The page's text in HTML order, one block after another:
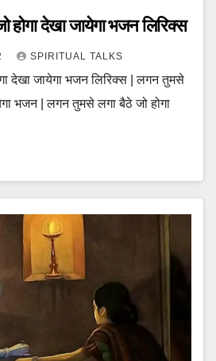
देखा जायेगा भजन लिरिक्स
SPIRITUAL TALKS
देखा जायेगा भजन लिरिक्स | लगन तुमसे
भजन | लगन तुमसे लगा बैठे जो होगा